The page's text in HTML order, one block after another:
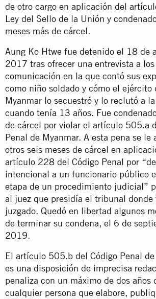
de otro cargo en aplicación del
Ley del Sello de la Unión y
meses más de cárcel.
Aung Ko Htwe fue detenido el 18 de
2017 tras ofrecer una entrevista a
comunicación en la que contó sus
como niño soldado y cómo el ejército
Myanmar lo secuestró y lo reclutó a
cuando tenía 13 años. Fue
de cárcel por violar el artículo 505.a
Penal de Myanmar. A esta pena se le
otros seis meses de cárcel en
artículo 228 del Código Penal por
intencional a un funcionario público
etapa de un procedimiento judicial”
al juez que presidía el tribunal donde
juzgado. Quedó en libertad algunos
de terminar su condena, el 6 de
2019.
El artículo 505.b del Código Penal
es una disposición de imprecisa
penaliza con un máximo de dos años
cualquier persona que elabore,